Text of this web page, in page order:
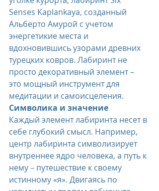
Senses Kaplankaya, созданный
Альберто Амурой с учетом
энергетикие места и
вдохновившись узорами древних
турецких ковров. Лабиринт не
просто декоративный элемент –
это мощный инструмент для
медитации и самоисцеления.
Символика и значение
Каждый элемент лабиринта несет в
себе глубокий смысл. Например,
центр лабиринта символизирует
внутреннее ядро человека, а путь к
нему – путешествие к своему
истинному «я». Двигаясь по